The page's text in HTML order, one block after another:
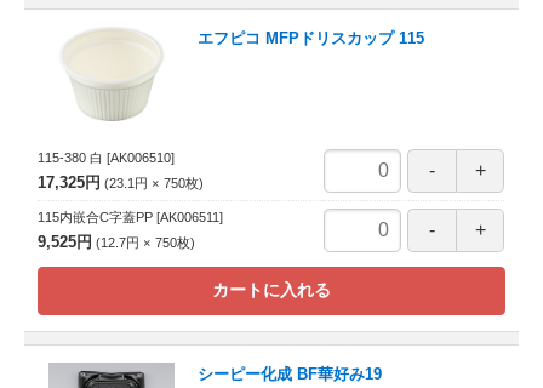
エフピコ MFPドリスカップ 115
115-380 白 [AK006510]
17,325円 23.1円 750枚
115内嵌合C字蓋PP [AK006511]
9,525円 12.7円 750枚
カートに入れる
シーピー化成 BF華好み19